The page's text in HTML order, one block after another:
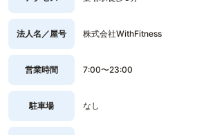
法人名／屋号 株式会社WithFitness
営業時間 7:00〜23:00
駐車場 なし